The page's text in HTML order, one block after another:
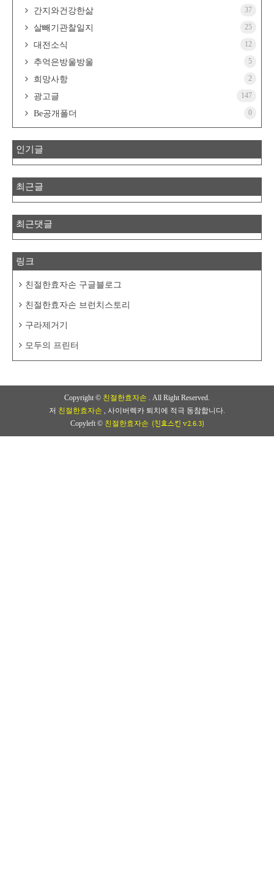
간지와건강한삶 37
살빼기관찰일지 25
대전소식 12
추억은방울방울 5
희망사항 2
광고글 147
Be공개폴더 0
인기글
최근글
최근댓글
링크
친절한효자손 구글블로그
친절한효자손 브런치스토리
구라제거기
모두의 프린터
Copyright © 친절한효자손 . All Right Reserved.
저 친절한효자손 , 사이버렉카 퇴치에 적극 동참합니다.
Copyleft © 친절한효자손 (친효스킨 v2.6.3)